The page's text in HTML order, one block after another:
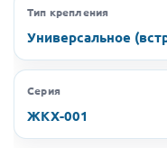
Тип крепления
Универсальное
Серия
ЖКХ-001